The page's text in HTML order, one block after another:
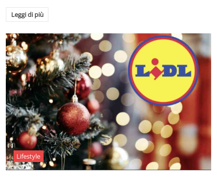
Leggi di più
Lifestyle